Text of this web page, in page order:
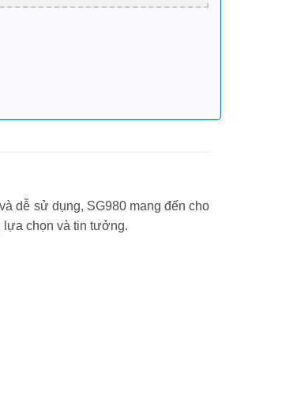
dễ sử dụng, SG980 mang đến cho
lựa chọn và tin tưởng.